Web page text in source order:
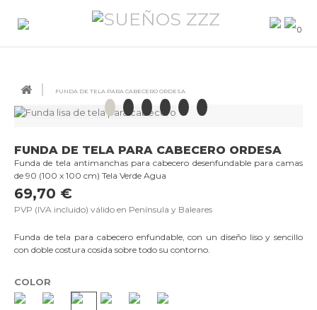
FUNDA DE TELA PARA CABECERO ORDESA
FUNDA DE TELA PARA CABECERO ORDESA
Funda de tela antimanchas para cabecero desenfundable para camas
de 90 (100 x 100 cm) Tela Verde Agua
69,70 €
PVP (IVA incluido) válido en Península y Baleares
Funda de tela para cabecero enfundable, con un diseño liso y sencillo
con doble costura cosida sobre todo su contorno.
COLOR
0